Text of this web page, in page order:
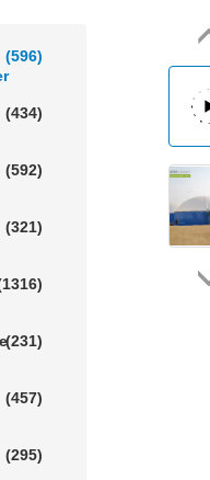
(596)
(434)
(592)
(321)
(231)
(457)
(295)